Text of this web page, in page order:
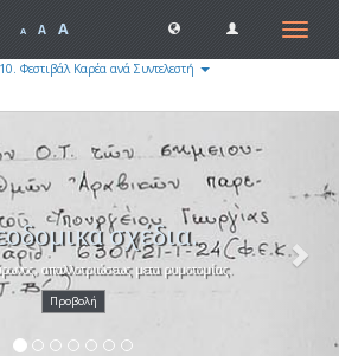
Toggle
A A A
Φεστιβάλ Καρέα ανά Συντελεστή
σχέδια.
απαλλοτριώσεως μετα ρυμοτομίας.
Προβολή